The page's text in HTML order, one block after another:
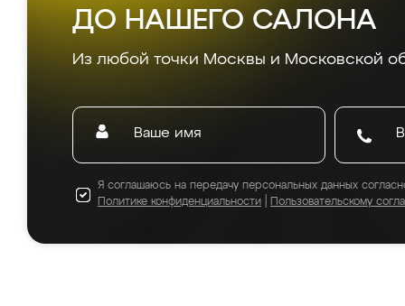
ДО НАШЕГО САЛОНА
Из любой точки Москвы и Московской
Я соглашаюсь на передачу персональных данных
Политике конфиденциальности
Пользовательскому